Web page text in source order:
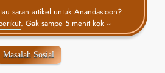
saran artikel untuk Anandastoon?
. Gak sampe 5 menit kok ~
Masalah Sosial